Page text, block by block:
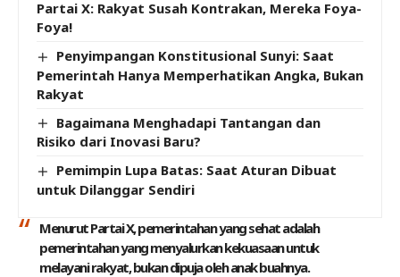
Partai X: Rakyat Susah Kontrakan, Mereka Foya-
Foya!
Penyimpangan Konstitusional Sunyi: Saat
Pemerintah Hanya Memperhatikan Angka, Bukan
Rakyat
Bagaimana Menghadapi Tantangan dan
Risiko dari Inovasi Baru?
Pemimpin Lupa Batas: Saat Aturan Dibuat
untuk Dilanggar Sendiri
Menurut Partai X, pemerintahan yang sehat adalah
pemerintahan yang menyalurkan kekuasaan untuk
melayani rakyat, bukan dipuja oleh anak buahnya.